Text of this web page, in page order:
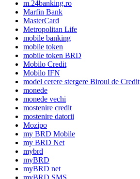
m.24banking.ro
Marfin Bank
MasterCard
Metropolitan Life
mobile banking
mobile token
mobile token BRD
Mobilo Credit
Mobilo IFN
model cerere stergere Biroul de Credit
monede
monede vechi
mostenire credit
mostenire datorii
Mozipo
my BRD Mobile
my BRD Net
mybrd
myBRD
myBRD net